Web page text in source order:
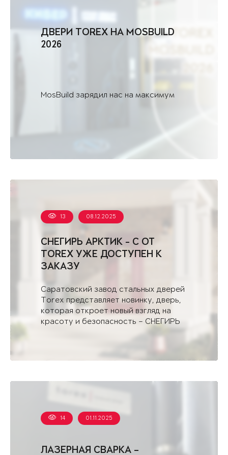
ДВЕРИ TOREX НА MOSBUILD
2026
MosBuild зарядил нас на максимум
СНЕГИРЬ АРКТИК - С ОТ
TOREX УЖЕ ДОСТУПЕН К
ЗАКАЗУ
13 08.12.2025
Саратовский завод стальных дверей
Torex представляет новинку, дверь,
которая откроет новый взгляд на
красоту и безопасность – СНЕГИРЬ
ЛАЗЕРНАЯ СВАРКА –
14 01.11.2025